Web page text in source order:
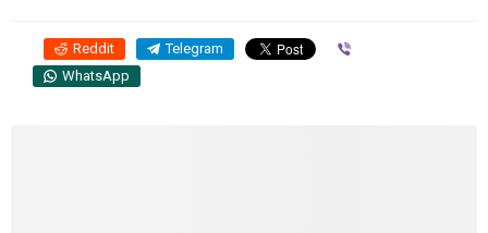
Reddit Telegram
WhatsApp